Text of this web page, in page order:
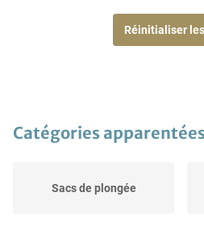
Réinitialiser
Catégories
Sacs de plongée